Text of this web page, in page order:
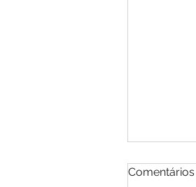
...e se
Comentários